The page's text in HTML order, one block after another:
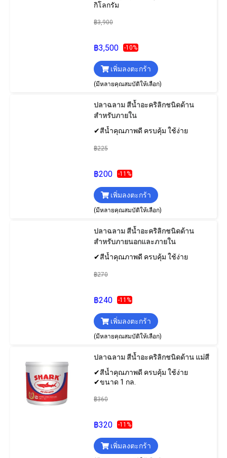
กิโลกรัม
฿3,900
฿3,500 -10%
เพิ่มลงตะกร้า
(มีหลายคุณสมบัติให้เลือก)
ปลาฉลาม สีน้ำอะคริลิกชนิดด้าน
สำหรับภายใน
✔สีน้ำคุณภาพดี ครบคุ้ม ใช้ง่าย
฿225
฿200 -11%
เพิ่มลงตะกร้า
(มีหลายคุณสมบัติให้เลือก)
ปลาฉลาม สีน้ำอะคริลิกชนิดด้าน
สำหรับภายนอกและภายใน
✔สีน้ำคุณภาพดี ครบคุ้ม ใช้ง่าย
฿270
฿240 -11%
เพิ่มลงตะกร้า
(มีหลายคุณสมบัติให้เลือก)
ปลาฉลาม สีน้ำอะคริลิกชนิดด้าน แม่สี
✔สีน้ำคุณภาพดี ครบคุ้ม ใช้ง่าย
✔ขนาด 1 กล.
฿360
฿320 -11%
เพิ่มลงตะกร้า